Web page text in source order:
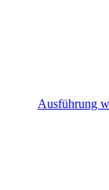
Ausführung